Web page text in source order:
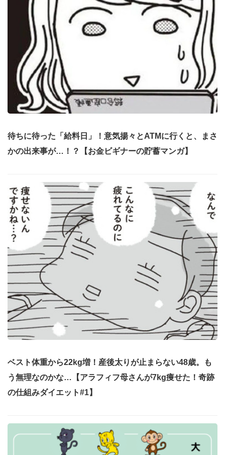
待ちに待った「給料日」！意気揚々とATMに行くと、まさ
かの出来事が…！？【お金ビギナーの貯蓄マンガ】
ベスト体重から22kg増！産後太りが止まらない48歳。も
う無理なのかな…【アラフィフ母さんが7kg痩せた！奇跡
の仕組みダイエット#1】